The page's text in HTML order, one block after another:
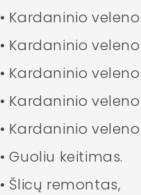
• Kardaninio
• Kardaninio
• Kardaninio
• Kardaninio
• Kardaninio
• Guoliu keitimas.
• Šlicų remontas,